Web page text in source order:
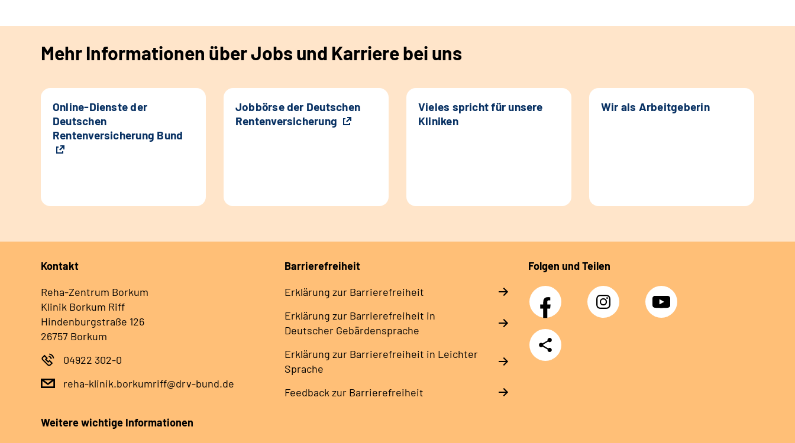
Mehr Informationen über Jobs und Karriere bei uns
Online-Dienste der
Deutschen
Rentenversicherung Bund
Jobbörse der Deutschen
Rentenversicherung
Vieles spricht für unsere
Kliniken
Wir als Arbeitgeberin
Kontakt
Reha-Zentrum Borkum
Klinik Borkum Riff
Hindenburgstraße 126
26757 Borkum
04922 302-0
reha-klinik.borkumriff@drv-bund.de
Barrierefreiheit
Erklärung zur Barrierefreiheit
Erklärung zur Barrierefreiheit in
Deutscher Gebärdensprache
Erklärung zur Barrierefreiheit in Leichter
Sprache
Feedback zur Barrierefreiheit
Folgen und Teilen
Facebook Instagram YouTube
Teilen
Weitere wichtige Informationen